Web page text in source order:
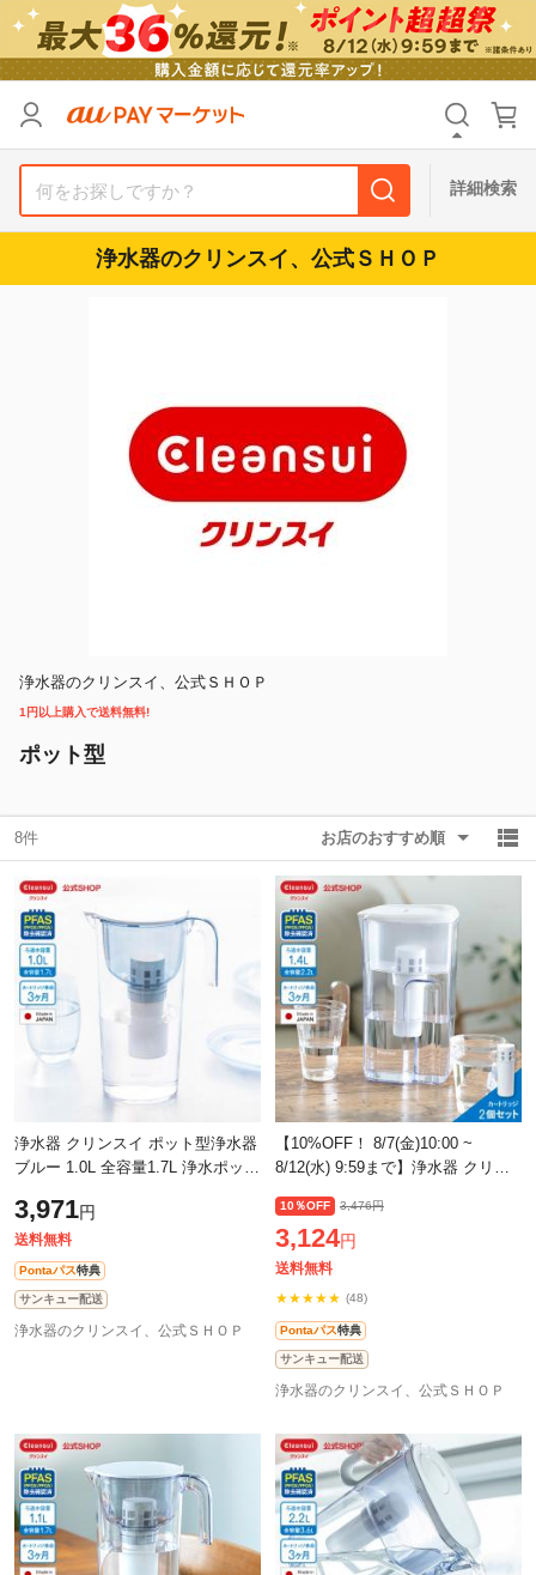
詳細検索
浄水器のクリンスイ、公式ＳＨＯＰ
浄水器のクリンスイ、公式ＳＨＯＰ
1円以上購入で送料無料!
ポット型
8件 お店のおすすめ順
浄水器 クリンスイ ポット型浄水器
ブルー 1.0L 全容量1.7L 浄水ポット
新生活 三菱ケミカル [CP504-BL]
3,971円
送料無料
Pontaパス特典
サンキュー配送
浄水器のクリンスイ、公式ＳＨＯＰ
【10%OFF！ 8/7(金)10:00 ~
8/12(水) 9:59まで】浄水器 クリン
ッジ2個付き (約6カ月分) 1.4リット
ル 三
10％OFF 3,476円
3,124円
送料無料
★★★★★ (48)
Pontaパス特典
サンキュー配送
浄水器のクリンスイ、公式ＳＨＯＰ
支払い方法
サンキュー配送対象 レビューキャンペーン
リセット
支払い方法
サンキュー配送対象 レビューキャンペーン